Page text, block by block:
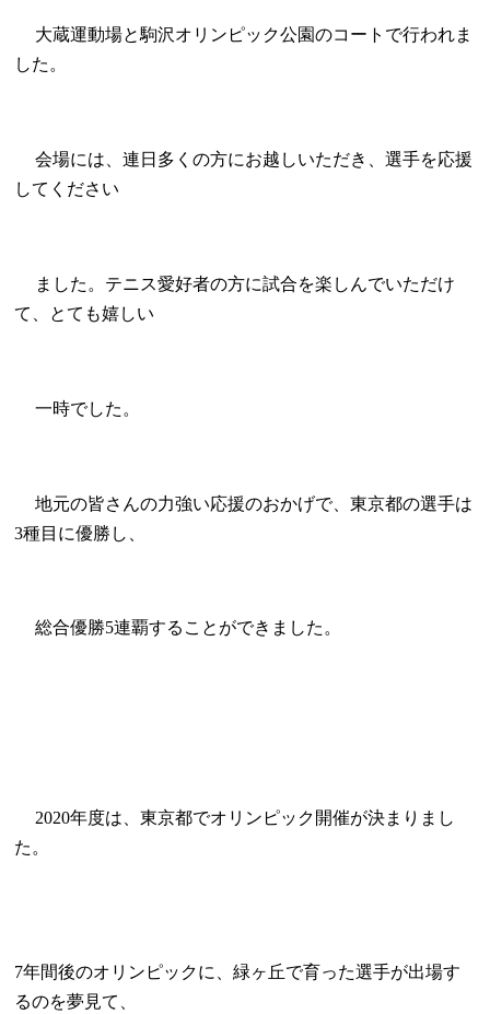
大蔵運動場と駒沢オリンピック公園のコートで行われま
した。
会場には、連日多くの方にお越しいただき、選手を応援
してください
ました。テニス愛好者の方に試合を楽しんでいただけ
て、とても嬉しい
一時でした。
地元の皆さんの力強い応援のおかげで、東京都の選手は
3種目に優勝し、
総合優勝5連覇することができました。
2020年度は、東京都でオリンピック開催が決まりまし
た。
7年間後のオリンピックに、緑ヶ丘で育った選手が出場す
るのを夢見て、